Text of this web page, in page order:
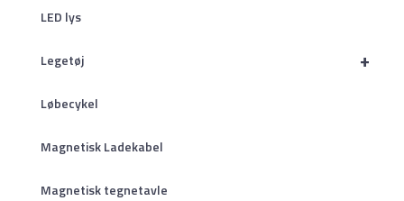
LED lys
+
Legetøj
Løbecykel
Magnetisk Ladekabel
Magnetisk tegnetavle